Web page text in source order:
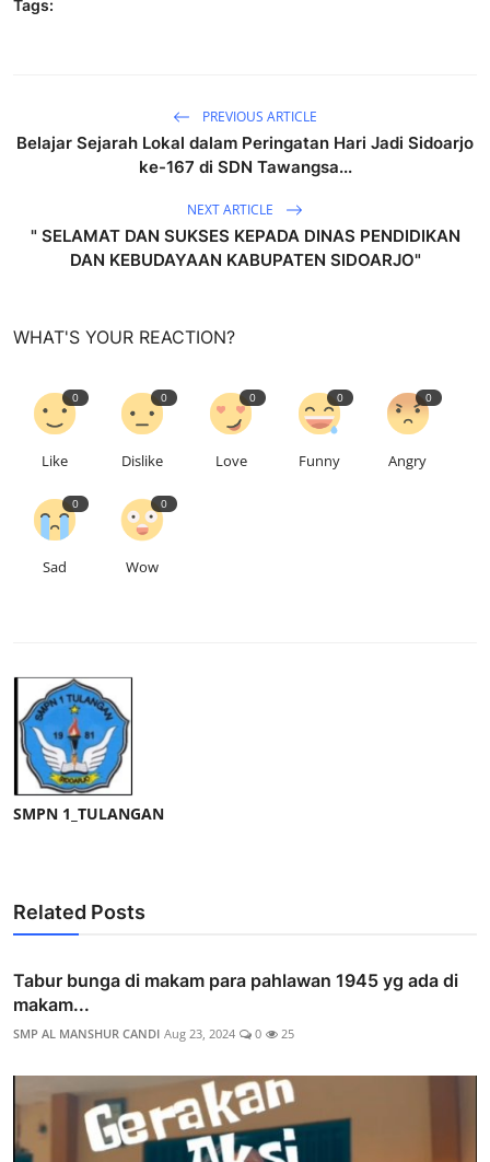
Tags:
PREVIOUS ARTICLE
Belajar Sejarah Lokal dalam Peringatan Hari Jadi Sidoarjo
ke-167 di SDN Tawangsa...
NEXT ARTICLE
" SELAMAT DAN SUKSES KEPADA DINAS PENDIDIKAN
DAN KEBUDAYAAN KABUPATEN SIDOARJO"
WHAT'S YOUR REACTION?
0
Like
0
Dislike
0
Love
0
Funny
0
Angry
0
Sad
0
Wow
SMPN 1_TULANGAN
Related Posts
Tabur bunga di makam para pahlawan 1945 yg ada di
makam...
SMP AL MANSHUR CANDI Aug 23, 2024 0 25